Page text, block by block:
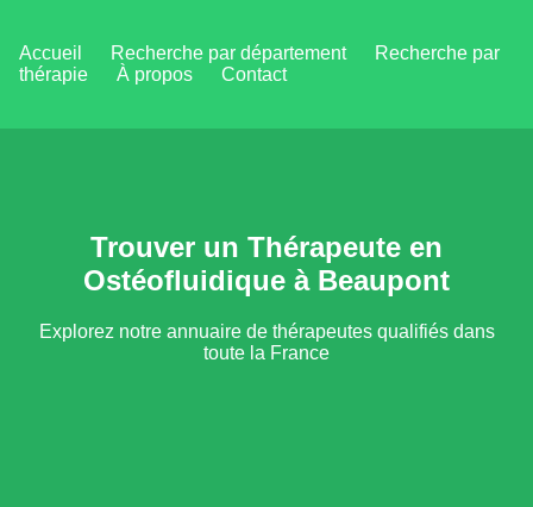
Accueil Recherche par département
Recherche par
thérapie
À propos Contact
Trouver un Thérapeute en
Ostéofluidique à Beaupont
Explorez notre annuaire de thérapeutes qualifiés dans
toute la France